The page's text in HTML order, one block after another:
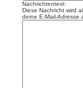
Nachrichtentext:
Diese Nachricht wird
deine E-Mail-Adresse